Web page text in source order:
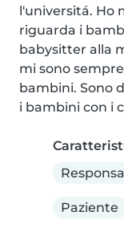
l'universitá. Ho
riguarda i
babysitter alla
mi sono
bambini. Sono
i bambini con i
Paziente